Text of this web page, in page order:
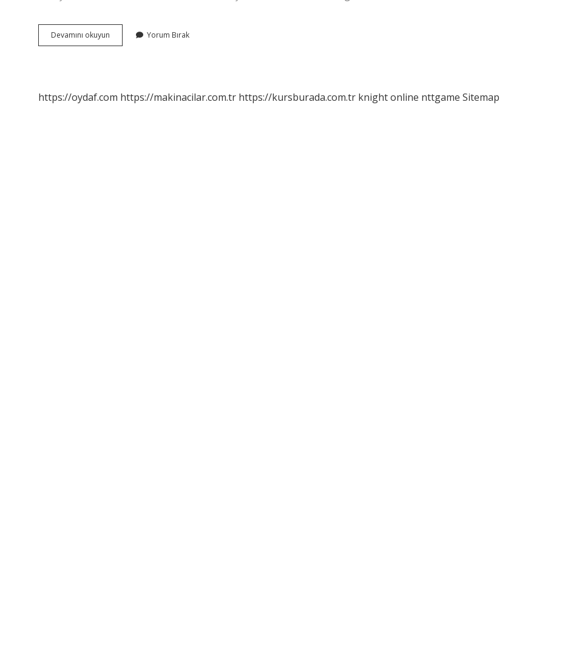
Devamını okuyun
Bulaşık
Biter
Yorum Bırak
https://oydaf.com https://makinacilar.com.tr https://kursburada.com.tr knight online nttgame Sitemap